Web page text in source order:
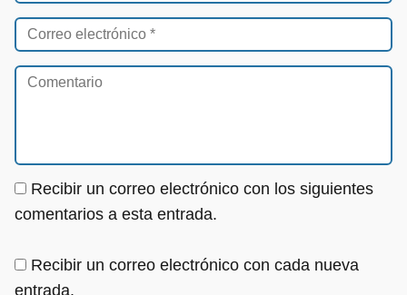
Recibir un correo electrónico con los siguientes
comentarios a esta entrada.
Recibir un correo electrónico con cada nueva
entrada.